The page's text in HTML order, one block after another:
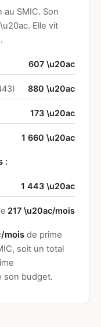
SMIC. Son
Elle vit
607 \u20ac
880 \u20ac
173 \u20ac
1 660 \u20ac
:
1 443 \u20ac
217 \u20ac/mois
mois de prime
soit un total
son budget.